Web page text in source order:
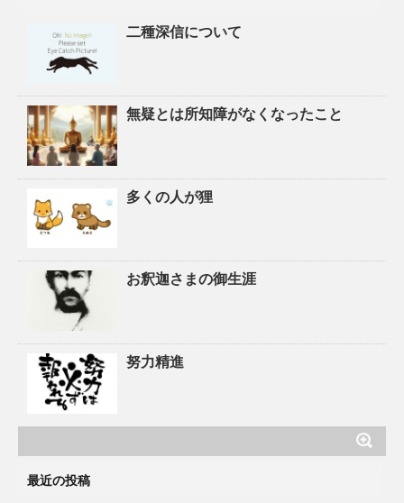
二種深信について
無疑とは所知障がなくなったこと
多くの人が狸
お釈迦さまの御生涯
努力精進
最近の投稿